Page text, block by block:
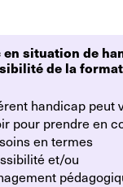
en situation de
de la
handicap peut
pour prendre en
en termes
et/ou